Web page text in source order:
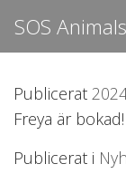
SOS Animals
Publicerat
Freya är
Publicerat i